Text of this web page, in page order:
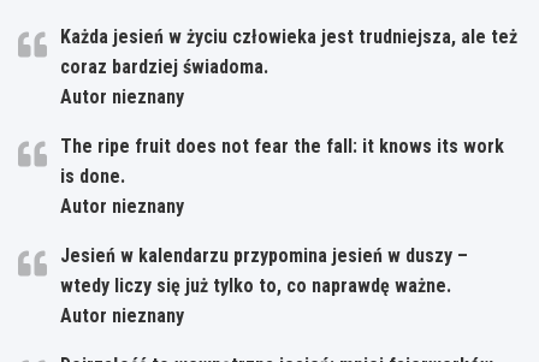
Każda jesień w życiu człowieka jest trudniejsza, ale też
coraz bardziej świadoma.
Autor nieznany
The ripe fruit does not fear the fall: it knows its work
is done.
Autor nieznany
Jesień w kalendarzu przypomina jesień w duszy –
wtedy liczy się już tylko to, co naprawdę ważne.
Autor nieznany